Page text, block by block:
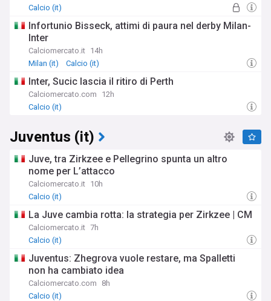
Calcio (it)
Infortunio Bisseck, attimi di paura nel derby Milan-
Inter
Calciomercato.it 14h
Milan (it)
Calcio (it)
Inter, Sucic lascia il ritiro di Perth
Calciomercato.com
12h
Calcio (it)
Juventus (it)
Juve, tra Zirkzee e Pellegrino spunta un altro
nome per L’attacco
Calciomercato.it 10h
Calcio (it)
La Juve cambia rotta: la strategia per Zirkzee | CM
Calciomercato.it 7h
Calcio (it)
Juventus: Zhegrova vuole restare, ma Spalletti
non ha cambiato idea
Calciomercato.com
8h
Calcio (it)